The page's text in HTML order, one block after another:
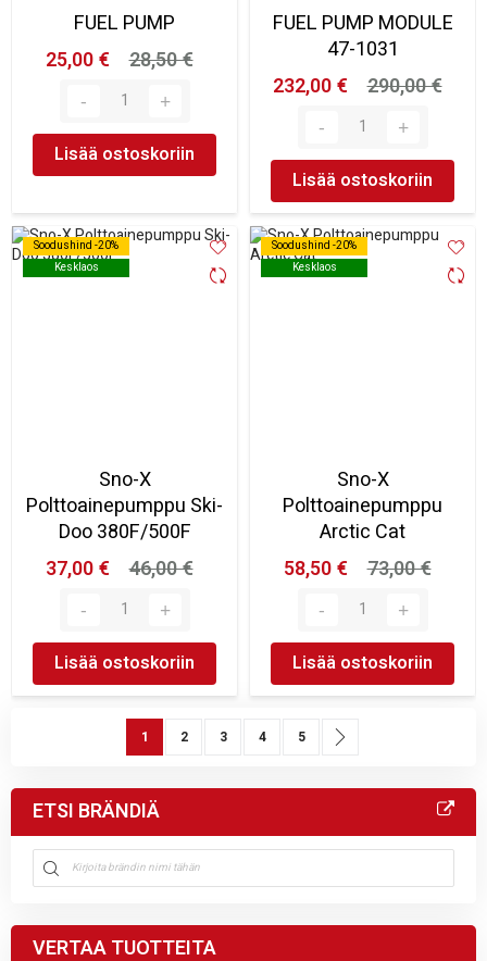
FUEL PUMP
25,00 €
28,50 €
Lisää ostoskoriin
FUEL PUMP MODULE
47-1031
232,00 €
290,00 €
Lisää ostoskoriin
Soodushind -20%
Kesklaos
Soodushind -20%
Kesklaos
Sno-X
Polttoainepumppu Ski-
Doo 380F/500F
37,00 €
46,00 €
Lisää ostoskoriin
Soodushind -20%
Kesklaos
Soodushind -20%
Kesklaos
Sno-X
Polttoainepumppu
Arctic Cat
58,50 €
73,00 €
Lisää ostoskoriin
SivuYou're currently reading page
1 Sivu
2 Sivu
3 Sivu
4 Sivu
5
ETSI BRÄNDIÄ
VERTAA TUOTTEITA